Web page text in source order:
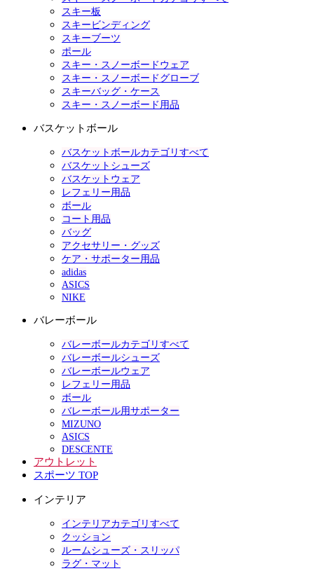
スキー板
スキービンディング
スキーブーツ
ポール
スキー・スノーボードウェア
スキー・スノーボードグローブ
スキーバッグ・ケース
スキー・スノーボード用品
バスケットボール
バスケットボールカテゴリすべて
バスケットシューズ
バスケットウェア
レフェリー用品
ボール
コート用品
バッグ
アクセサリー・グッズ
ケア・サポーター用品
adidas
ASICS
NIKE
バレーボール
バレーボールカテゴリすべて
バレーボールシューズ
バレーボールウェア
レフェリー用品
ボール
バレーボール用サポーター
MIZUNO
ASICS
DESCENTE
アウトレット
スポーツ TOP
インテリア
インテリアカテゴリすべて
クッション
ルームシューズ・スリッパ
ラグ・マット